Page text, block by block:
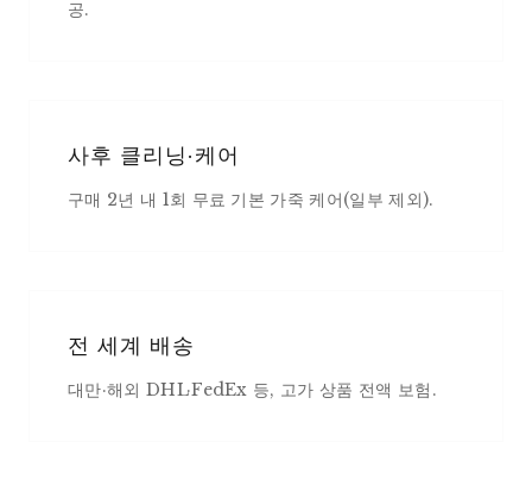
공.
사후 클리닝·케어
구매 2년 내 1회 무료 기본 가죽 케어(일부 제외).
전 세계 배송
대만·해외 DHL·FedEx 등, 고가 상품 전액 보험.